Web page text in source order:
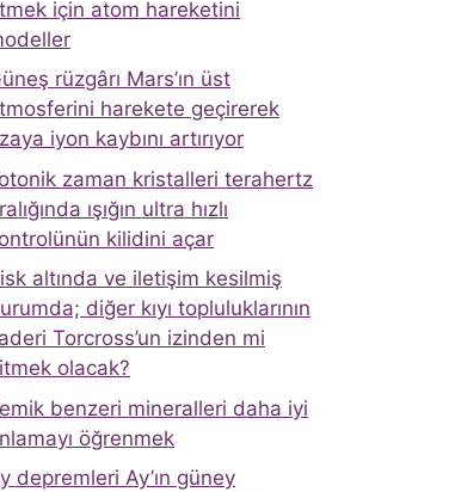
için atom hareketini
rüzgârı Mars’ın üst
harekete geçirerek
iyon kaybını artırıyor
zaman kristalleri terahertz
ışığın ultra hızlı
kilidini açar
altında ve iletişim kesilmiş
diğer kıyı topluluklarının
Torcross’un izinden mi
olacak?
benzeri mineralleri daha iyi
öğrenmek
depremleri Ay’ın güney